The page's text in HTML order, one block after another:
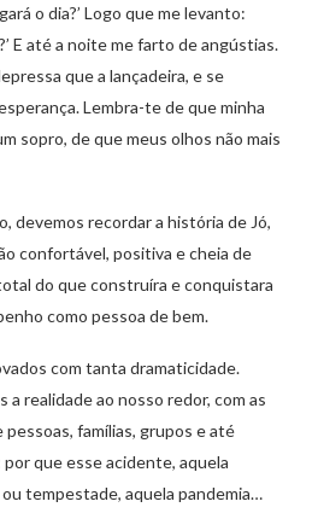
o dia?’ Logo que me levanto:
E até a noite me farto de angústias.
que a lançadeira, e se
Lembra-te de que minha
sopro, de que meus olhos não mais
devemos recordar a história de Jó,
confortável, positiva e cheia de
do que construíra e conquistara
como pessoa de bem.
com tanta dramaticidade.
a realidade ao nosso redor, com as
famílias, grupos e até
que esse acidente, aquela
tempestade, aquela pandemia…